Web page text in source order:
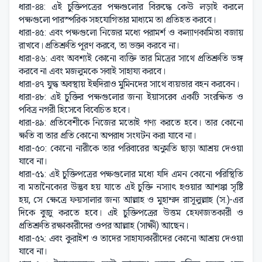
ধারা-৪৪: এই চুক্তিপত্রের পক্ষগুলোর বিরুদ্ধে কেউ লড়াই করলে
পক্ষগুলো পারস্পরিক সহযোগিতার মাধ্যমে তা প্রতিহত করবে।
ধারা-৪৫: এবং পক্ষগুলো নিজের মধ্যে পরামর্শ ও কল্যাণকামিতা বজায়
রাখবে। প্রতিশ্রুতি পূরণ করবে, তা ভক্তা করবে না।
ধারা-৪৬: এবং অবশ্যই কোনো ব্যক্তি তার মিত্রের সাথে প্রতিশ্রুতি ভঙ্গ
করবে না এবং মজলুমকে সবাই সাহায্য করবে।
ধারা-৪৭ যুদ্ধ অবস্থায় ইহুদিরাও মুমিনদের সাথে ব্যয়ভার বহন করবেন।
ধারা-৪৮: এই চুক্তির পক্ষগুলোর জন্য ইয়াসরেব একটি সংরক্ষিত ও
পবিত্র নগরী হিসেবে বিবেচিত হবে।
ধারা-৪৯: প্রতিবেশীকে নিজের মতোই গণ্য করতে হবে। তার কোনো
ক্ষতি বা তার প্রতি কোনো অপরাধ সংঘটন করা যাবে না।
ধারা-৫০: কোনো নারীকে তার পরিবারের অনুমতি ছাড়া আশ্রয় দেওয়া
যাবে না।
ধারা-৫১: এই চুক্তিপত্রের পক্ষগুলোর মধ্যে যদি এমন কোনো পরিস্থিতি
বা মতানৈক্যের উদ্ভব হয় যাতে এই চুক্তি নস্যাৎ হওয়ার আশঙ্কা সৃষ্টি
হয়, সে ক্ষেত্রে ফয়সালার জন্য আল্লাহ ও মুহাম্মদ রাসূলুল্লাহ (স.)-এর
দিকে বুজু করতে হবে। এই চুক্তিপত্রের উত্তম হেফাজতকারী ও
প্রতিশ্রুতি রক্ষাকারীদের ওপর আল্লাহ (সাক্ষী) আছেন।
ধারা-৫২: এবং কুরাইশ ও তাদের সাহায্যকারীদের কোনো আশ্রয় দেওয়া
যাবে না।